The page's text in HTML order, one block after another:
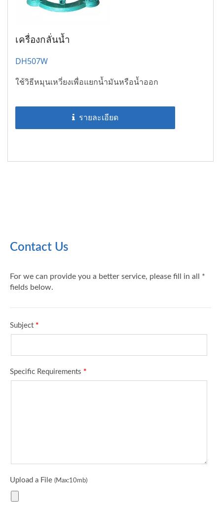
เครื่องกลั่นน้ำ
DH507W
ใช้วิธีหมุนเหวี่ยงเพื่อแยกน้ำมันหรือน้ำออก
รายละเอียด